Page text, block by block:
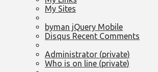
My Sites
byman jQuery Mobile
Disqus Recent Comments
Administrator (private)
Who is on line (private)